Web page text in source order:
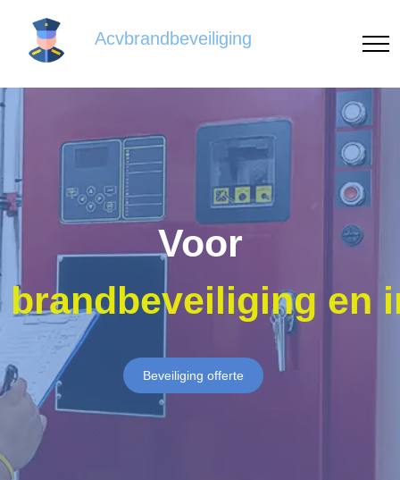
Acvbrandbeveiliging
Voor
brandbeveiliging en
Beveiliging offerte